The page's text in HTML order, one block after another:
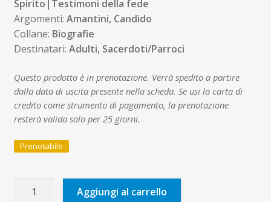
Spirito|Testimoni della fede
Argomenti: Amantini, Candido
Collane: Biografie
Destinatari: Adulti, Sacerdoti/Parroci
Questo prodotto è in prenotazione. Verrà spedito a partire
dalla data di uscita presente nella scheda. Se usi la carta di
credito come strumento di pagamento, la prenotazione
resterà valida solo per 25 giorni.
Prenotabile
Padre
Aggiungi al carrello